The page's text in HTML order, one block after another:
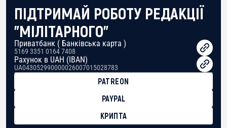
ПІДТРИМАЙ РОБОТУ РЕДАКЦІЇ
"МІЛІТАРНОГО"
Приватбанк ( Банківська карта )
5169 3351 0164 7408
Рахунок в UAH (IBAN)
UA043052990000026007015028783
PATREON
PAYPAL
КРИПТА